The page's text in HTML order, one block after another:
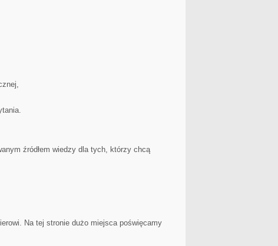
źródłem wiedzy dla tych, którzy chcą
Na tej stronie dużo miejsca poświęcamy